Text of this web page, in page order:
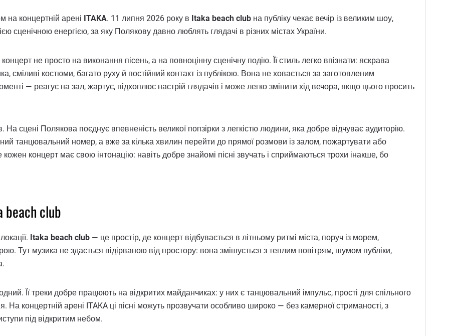
на концертній арені ITAKA. 11 липня 2026 року в Itaka beach club на публіку чекає вечір із великим шоу,
сценічною енергією, за яку Полякову давно люблять глядачі в різних містах України.
не просто на виконання пісень, а на повноцінну сценічну подію. Її стиль легко впізнати: яскрава
сміливі костюми, багато руху й постійний контакт із публікою. Вона не ховається за заготовленим
— реагує на зал, жартує, підхоплює настрій глядачів і може легко змінити хід вечора, якщо цього просить
На сцені Полякова поєднує впевненість великої попзірки з легкістю людини, яка добре відчуває аудиторію.
танцювальний номер, а вже за кілька хвилин перейти до прямої розмови із залом, пожартувати або
концерт має свою інтонацію: навіть добре знайомі пісні звучать і сприймаються трохи інакше, бо
beach club
Itaka beach club — це простір, де концерт відбувається в літньому ритмі міста, поруч із морем,
Тут музика не здається відірваною від простору: вона змішується з теплим повітрям, шумом публіки,
Її треки добре працюють на відкритих майданчиках: у них є танцювальний імпульс, прості для спільного
На концертній арені ITAKA ці пісні можуть прозвучати особливо широко — без камерної стриманості, з
під відкритим небом.